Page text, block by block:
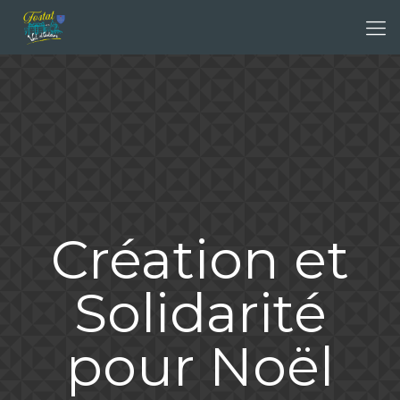
Création et
Solidarité
pour Noël